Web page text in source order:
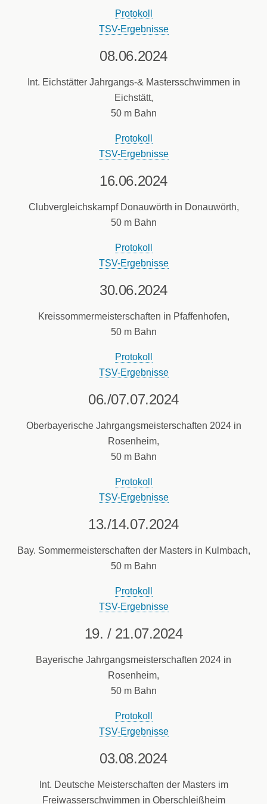
Protokoll
TSV-Ergebnisse
08.06.2024
Int. Eichstätter Jahrgangs-& Mastersschwimmen in
Eichstätt,
50 m Bahn
Protokoll
TSV-Ergebnisse
16.06.2024
Clubvergleichskampf Donauwörth in Donauwörth,
50 m Bahn
Protokoll
TSV-Ergebnisse
30.06.2024
Kreissommermeisterschaften in Pfaffenhofen,
50 m Bahn
Protokoll
TSV-Ergebnisse
06./07.07.2024
Oberbayerische Jahrgangsmeisterschaften 2024 in
Rosenheim,
50 m Bahn
Protokoll
TSV-Ergebnisse
13./14.07.2024
Bay. Sommermeisterschaften der Masters in Kulmbach,
50 m Bahn
Protokoll
TSV-Ergebnisse
19. / 21.07.2024
Bayerische Jahrgangsmeisterschaften 2024 in
Rosenheim,
50 m Bahn
Protokoll
TSV-Ergebnisse
03.08.2024
Int. Deutsche Meisterschaften der Masters im
Freiwasserschwimmen in Oberschleißheim